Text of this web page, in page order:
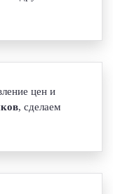
цен и
, сделаем